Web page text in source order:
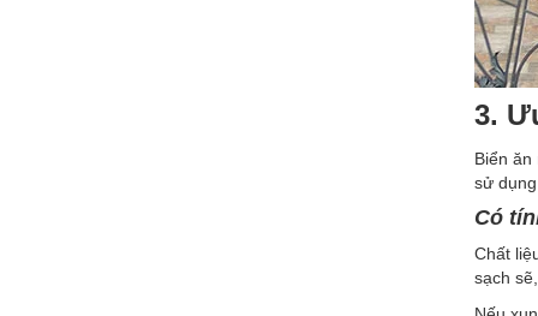
3.
Biển
sử
Có
Chất
sạch